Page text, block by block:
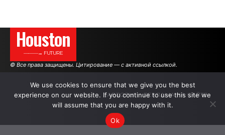
Houston
———→ FUTURE
© Все права защищены. Цитирование — с активной ссылкой.
АВТОРЫ РЕКЛАМА НА САЙТЕ
We use cookies to ensure that we give you the best
experience on our website. If you continue to use this site we
will assume that you are happy with it.
Ok